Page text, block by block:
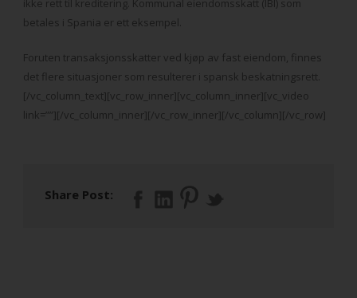
ikke rett til kreditering. Kommunal eiendomsskatt (IBI) som
betales i Spania er ett eksempel.
Foruten transaksjonsskatter ved kjøp av fast eiendom, finnes
det flere situasjoner som resulterer i spansk beskatningsrett.
[/vc_column_text][vc_row_inner][vc_column_inner][vc_video
link=””][/vc_column_inner][/vc_row_inner][/vc_column][/vc_row]
Share Post: